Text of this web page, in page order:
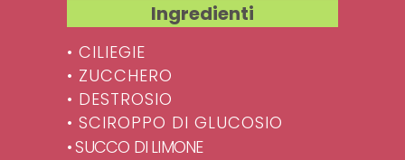
Ingredienti
• CILIEGIE
• ZUCCHERO
• DESTROSIO
• SCIROPPO DI GLUCOSIO
• SUCCO DI LIMONE